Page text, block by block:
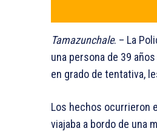
Tamazunchale. – La
una persona de 39
en grado de tentativa,
Los hechos ocurrieron
viajaba a bordo de una